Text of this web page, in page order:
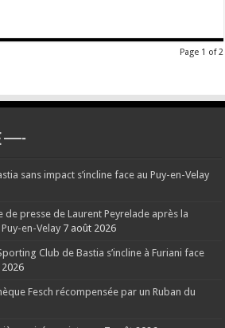
Page 1 of 2
—-
sans impact s’incline face au Puy-en-Velay
de presse de Laurent Peyrelade après la
en-Velay 7 août 2026
Club de Bastia s’incline à Furiani face
Fesch récompensée par un Ruban du